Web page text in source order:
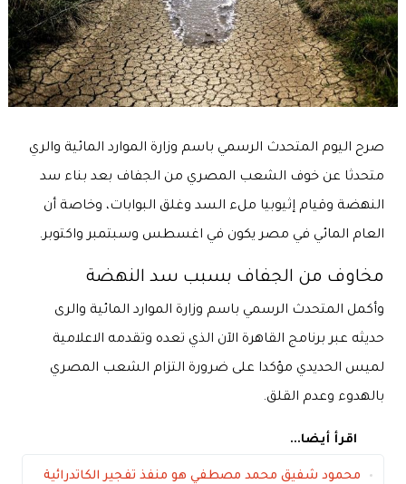
صرح اليوم المتحدث الرسمي باسم وزارة الموارد المائية والري
متحدثا عن خوف الشعب المصري من الجفاف بعد بناء سد
النهضة وقيام إثيوبيا ملء السد وغلق البوابات، وخاصة أن
العام المائي في مصر يكون في اغسطس وسبتمبر واكتوبر.
مخاوف من الجفاف بسبب سد النهضة
وأكمل المتحدث الرسمي باسم وزارة الموارد المائية والرى
حديثه عبر برنامج القاهرة الآن الذي تعده وتقدمه الاعلامية
لميس الحديدي مؤكدا على ضرورة التزام الشعب المصري
بالهدوء وعدم القلق.
اقرأ أيضا...
محمود شفيق محمد مصطفي هو منفذ تفجير الكاتدرائية